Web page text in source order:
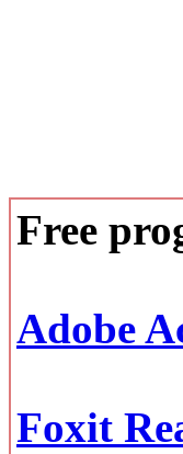
Free
Adobe
Foxit